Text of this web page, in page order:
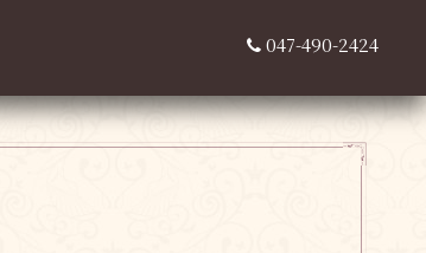
047-490-2424